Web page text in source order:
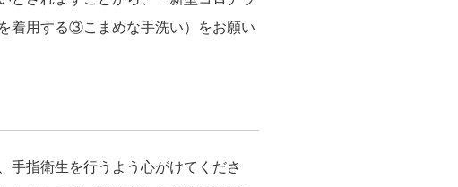
着用する③こまめな手洗い）をお願い
指衛生を行うよう心がけてくださ